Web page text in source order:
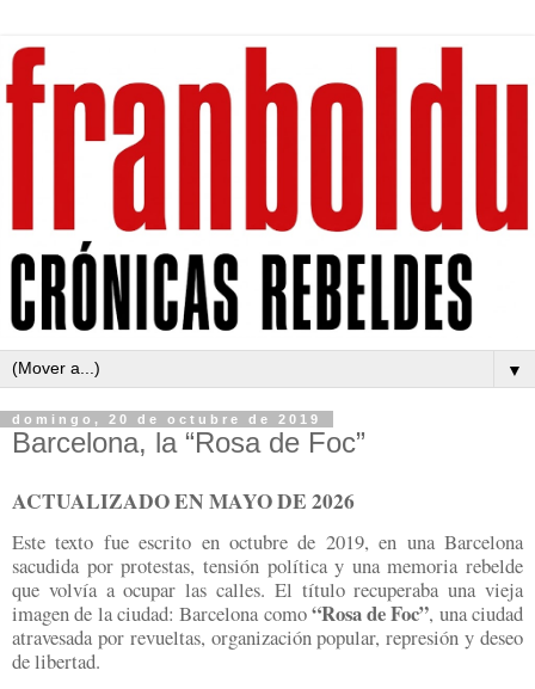
▼
domingo, 20 de octubre de 2019
Barcelona, la “Rosa de Foc”
ACTUALIZADO EN MAYO DE 2026
Este texto fue escrito en octubre de 2019, en una Barcelona
sacudida por protestas, tensión política y una memoria rebelde
que volvía a ocupar las calles. El título recuperaba una vieja
imagen de la ciudad: Barcelona como“Rosa de Foc”, una ciudad
atravesada por revueltas, organización popular, represión y deseo
de libertad.